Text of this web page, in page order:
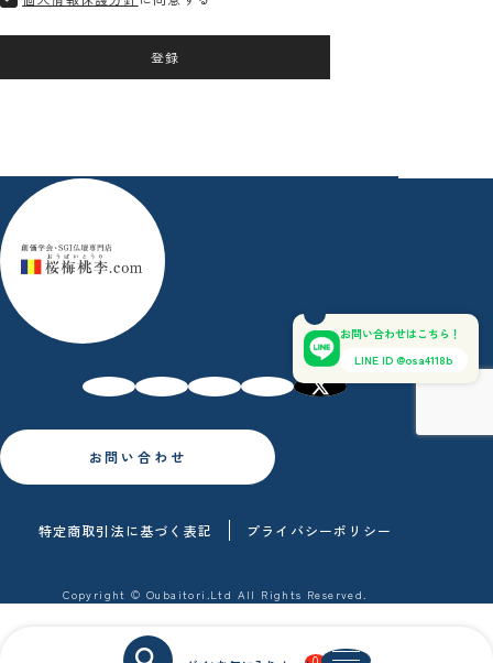
登録
お問い合わせはこちら！
LINE ID @osa4118b
Copyright © Oubaitori.Ltd All Rights Reserved.
お問い合わせ
特定商取引法に基づく表記 プライバシーポリシー